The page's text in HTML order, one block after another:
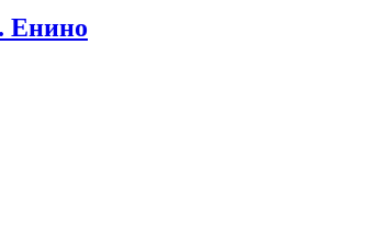
Енино